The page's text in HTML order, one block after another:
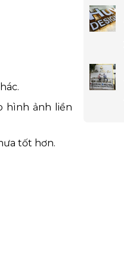
hình ảnh liền
tốt hơn.